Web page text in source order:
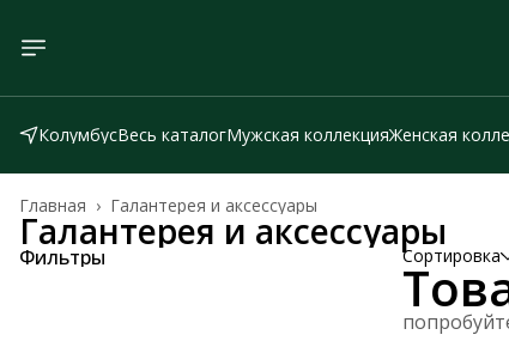
КолумбусВесь каталогМужская коллекцияЖенская
Галантерея и аксессуары
Главная ›
Галантерея и аксессуары
Фильтры Сортировка